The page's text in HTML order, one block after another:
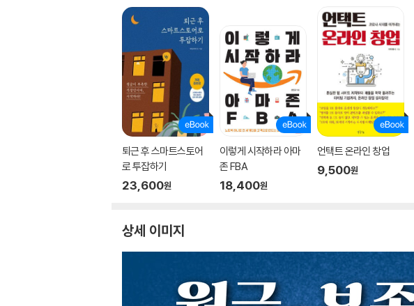
퇴근 후 스마트스토어
로 투잡하기
23,600원
이렇게 시작하라 아마
존 FBA
18,400원
언택트 온라인 창업
9,500원
상세 이미지